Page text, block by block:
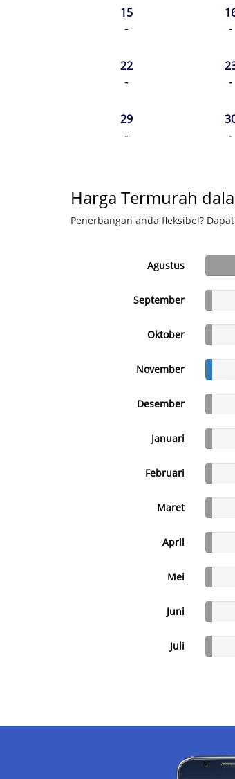
15
- -
22
- -
29
- -
Harga Termurah
Penerbangan anda fleksibel?
Agustus
September
Oktober
November
Desember
Januari
Februari
Maret
April
Mei
Juni
Juli